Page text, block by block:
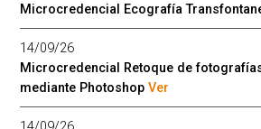
Microcredencial Ecografía
14/09/26
Microcredencial Retoque de
mediante PhotoshopVer